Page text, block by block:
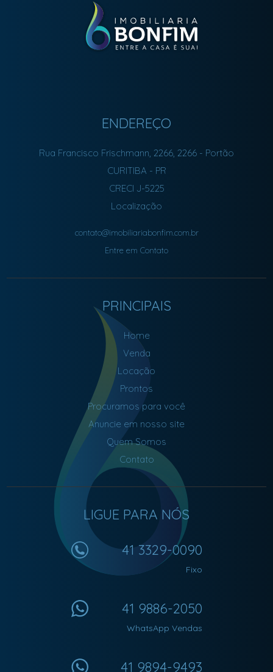
ENDEREÇO
Rua Francisco Frischmann, 2266, 2266 - Portão
CURITIBA - PR
CRECI J-5225
Localização
contato@imobiliariabonfim.com.br
Entre em Contato
PRINCIPAIS
Home
Venda
Locação
Prontos
Procuramos para você
Anuncie em nosso site
Quem Somos
Contato
LIGUE PARA NÓS
41 3329-0090
Fixo
41 9886-2050
WhatsApp Vendas
41 9894-9493